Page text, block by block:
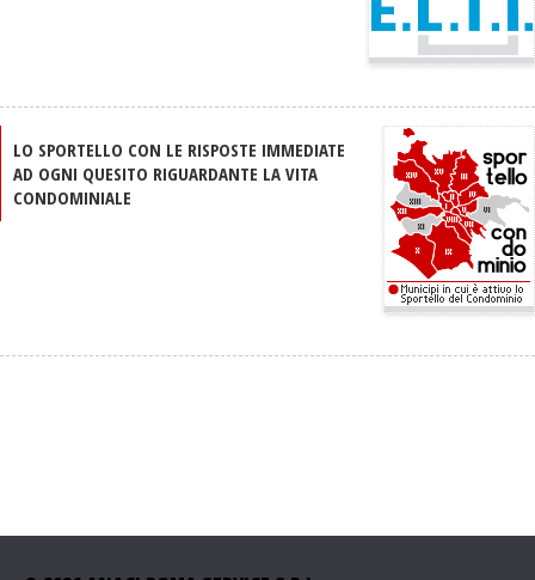
LO SPORTELLO CON LE RISPOSTE IMMEDIATE
AD OGNI QUESITO RIGUARDANTE LA VITA
CONDOMINIALE